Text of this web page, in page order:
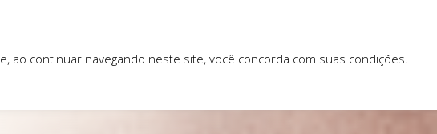
e, ao continuar navegando neste site, você concorda com suas condições.